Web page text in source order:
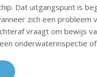
Dat uitgangspunt is
zich een probleem
vraagt om bewijs
onderwaterinspectie